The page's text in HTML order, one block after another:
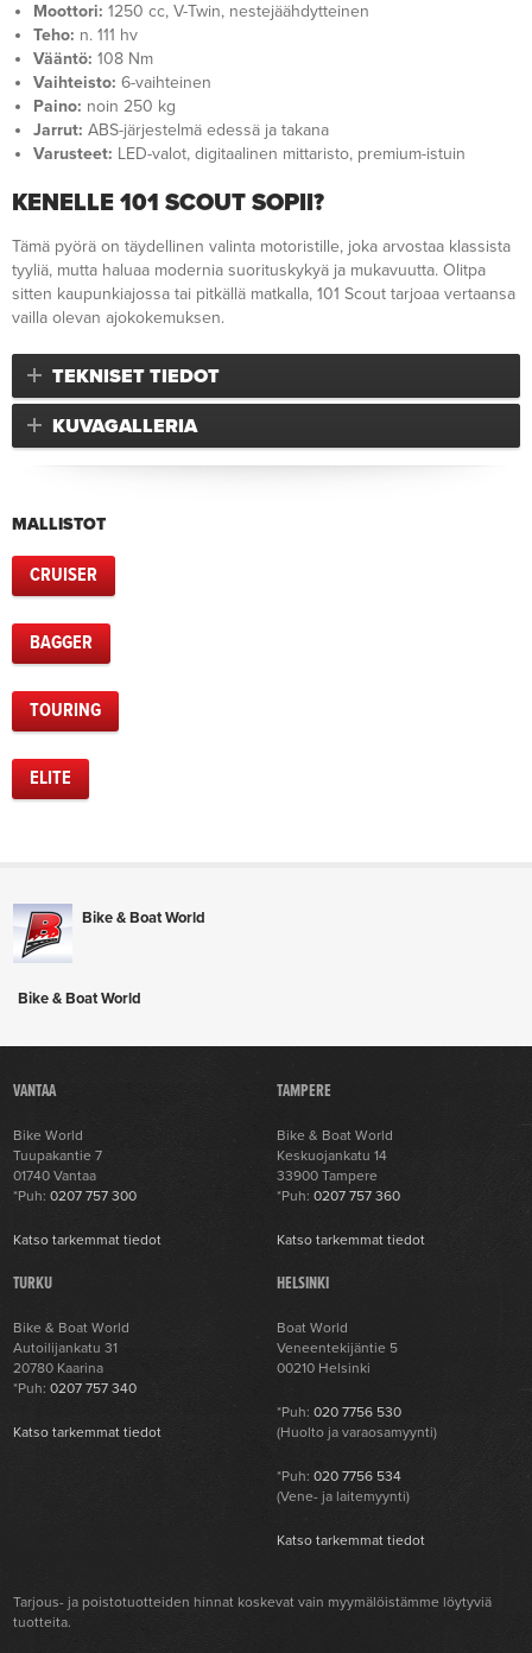
Moottori: 1250 cc, V-Twin, nestejäähdytteinen
Teho: n. 111 hv
Vääntö: 108 Nm
Vaihteisto: 6-vaihteinen
Paino: noin 250 kg
Jarrut: ABS-järjestelmä edessä ja takana
Varusteet: LED-valot, digitaalinen mittaristo, premium-istuin
KENELLE 101 SCOUT SOPII?
Tämä pyörä on täydellinen valinta motoristille, joka arvostaa klassista
tyyliä, mutta haluaa modernia suorituskykyä ja mukavuutta. Olitpa
sitten kaupunkiajossa tai pitkällä matkalla, 101 Scout tarjoaa vertaansa
vailla olevan ajokokemuksen.
TEKNISET TIEDOT
KUVAGALLERIA
MALLISTOT
CRUISER
BAGGER
TOURING
ELITE
Bike & Boat World
Bike & Boat World
VANTAA
Bike World
Tuupakantie 7
01740 Vantaa
*Puh:0207 757 300
Katso tarkemmat tiedot
TAMPERE
Bike & Boat World
Keskuojankatu 14
33900 Tampere
*Puh:0207 757 360
Katso tarkemmat tiedot
TURKU
Bike & Boat World
Autoilijankatu 31
20780 Kaarina
*Puh:0207 757 340
Katso tarkemmat tiedot
HELSINKI
Boat World
Veneentekijäntie 5
00210 Helsinki
*Puh:020 7756 530
(Huolto ja varaosamyynti)
*Puh:020 7756 534
(Vene- ja laitemyynti)
Katso tarkemmat tiedot
Tarjous- ja poistotuotteiden hinnat koskevat vain myymälöistämme löytyviä
tuotteita.